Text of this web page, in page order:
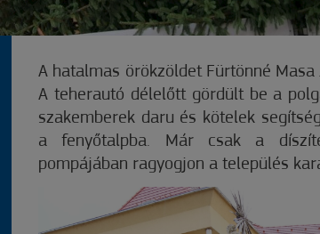
A hatalmas örökzöldet Fürtönné
A teherautó délelőtt gördült be a
szakemberek daru és kötelek
a fenyőtalpba. Már csak a
pompájában ragyogjon a település